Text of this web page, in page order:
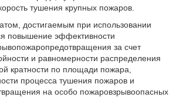
тушения крупных пожаров.
достигаемым при использовании
повышение эффективности
за счет
и равномерности распределения
кратности по площади пожара,
процесса тушения пожаров и
на особо пожаровзрывоопасных